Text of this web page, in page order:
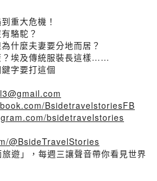
重大危機！
駱駝？
什麼夫妻要分地而居？
？埃及傳統服裝長這樣……
字要打這個
BsidetravelstoriesFB
bsidetravelstories
@BsideTravelStories
遊」，每週三讓聲音帶你看見世界